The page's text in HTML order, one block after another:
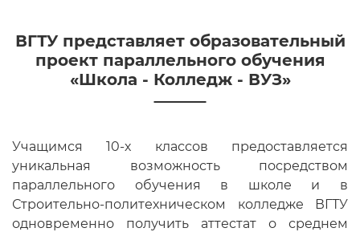
ВГТУ представляет образовательный
проект параллельного обучения
«Школа - Колледж - ВУЗ»
Учащимся 10-х классов предоставляется
уникальная возможность посредством
параллельного обучения в школе и в
Строительно-политехническом колледже ВГТУ
одновременно получить аттестат о среднем